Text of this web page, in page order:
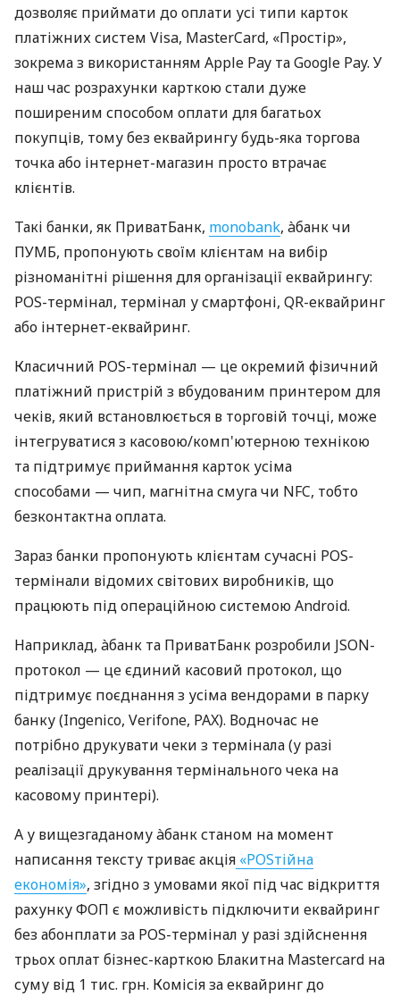
дозволяє приймати до оплати усі типи карток
платіжних систем Visa, MasterCard, «Простір»,
зокрема з використанням Apple Pay та Google Pay. У
наш час розрахунки карткою стали дуже
поширеним способом оплати для багатьох
покупців, тому без еквайрингу будь-яка торгова
точка або інтернет-магазин просто втрачає
клієнтів.
Такі банки, як ПриватБанк, monobank, àбанк чи
ПУМБ, пропонують своїм клієнтам на вибір
різноманітні рішення для організації еквайрингу:
POS-термінал, термінал у смартфоні, QR-еквайринг
або інтернет-еквайринг.
Класичний POS-термінал — це окремий фізичний
платіжний пристрій з вбудованим принтером для
чеків, який встановлюється в торговій точці, може
інтегруватися з касовою/комп'ютерною технікою
та підтримує приймання карток усіма
способами — чип, магнітна смуга чи NFC, тобто
безконтактна оплата.
Зараз банки пропонують клієнтам сучасні POS-
термінали відомих світових виробників, що
працюють під операційною системою Android.
Наприклад, àбанк та ПриватБанк розробили JSON-
протокол — це єдиний касовий протокол, що
підтримує поєднання з усіма вендорами в парку
банку (Ingenico, Verifone, PAX). Водночас не
потрібно друкувати чеки з термінала (у разі
реалізації друкування термінального чека на
касовому принтері).
А у вищезгаданому àбанк станом на момент
написання тексту триває акція «POSтійна
економія», згідно з умовами якої під час відкриття
рахунку ФОП є можливість підключити еквайринг
без абонплати за POS-термінал у разі здійснення
трьох оплат бізнес-карткою Блакитна Mastercard на
суму від 1 тис. грн. Комісія за еквайринг до